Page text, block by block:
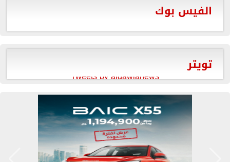
الفيس بوك
تويتر
Tweets by aldawlanews